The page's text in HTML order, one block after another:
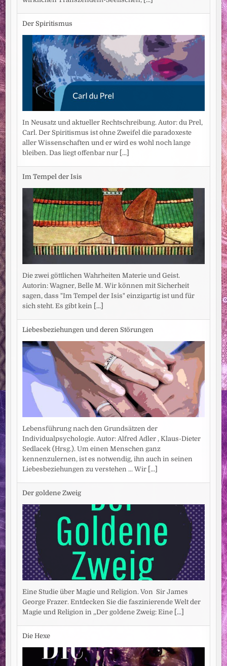
Der Spiritismus
In Neusatz und aktueller Rechtschreibung. Autor: du Prel,
Carl. Der Spiritismus ist ohne Zweifel die paradoxeste
aller Wissenschaften und er wird es wohl noch lange
bleiben. Das liegt offenbar nur [...]
Im Tempel der Isis
Die zwei göttlichen Wahrheiten Materie und Geist.
Autorin: Wagner, Belle M. Wir können mit Sicherheit
sagen, dass "Im Tempel der Isis" einzigartig ist und für
sich steht. Es gibt kein
[...]
Liebesbeziehungen und deren Störungen
Lebensführung nach den Grundsätzen der
Individualpsychologie. Autor: Alfred Adler , Klaus-Dieter
Sedlacek (Hrsg.). Um einen Menschen ganz
kennenzulernen, ist es notwendig, ihn auch in seinen
Liebesbeziehungen zu verstehen ... Wir [...]
Der goldene Zweig
Eine Studie über Magie und Religion. Von Sir James
George Frazer. Entdecken Sie die faszinierende Welt der
Magie und Religion in „Der goldene Zweig: Eine [...]
Die Hexe